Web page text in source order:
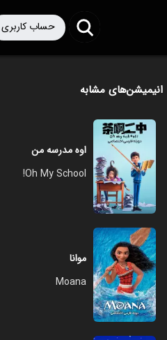
حساب کاربری
انیمیشن‌های مشابه
اوه مدرسه من
Oh My School!
موانا
Moana